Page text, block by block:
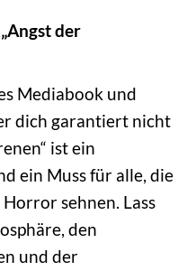
der
Mediabook und
dich garantiert nicht
ist ein
ein Muss für alle, die
sehnen. Lass
den
und der